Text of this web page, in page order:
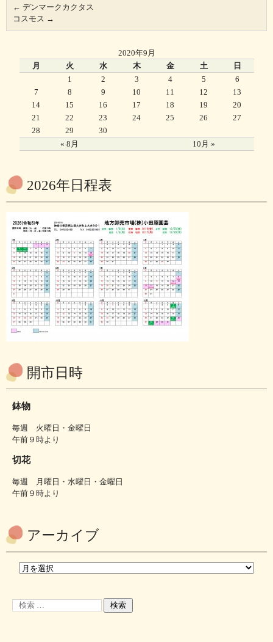
← デンマークカクタス
コスモス →
2020年9月
月
火 水 木 金 土 日
« 8月 10月 »
1 2 3 4 5
6
7
8 9 10 11 12
13
14
15 16 17 18 19
20
21
22 23 24 25 26
27
28
29 30
2026年日程表
開市日時
鉢物
毎週 火曜日・金曜日
午前９時より
切花
毎週 月曜日・水曜日・金曜日
午前９時より
アーカイブ